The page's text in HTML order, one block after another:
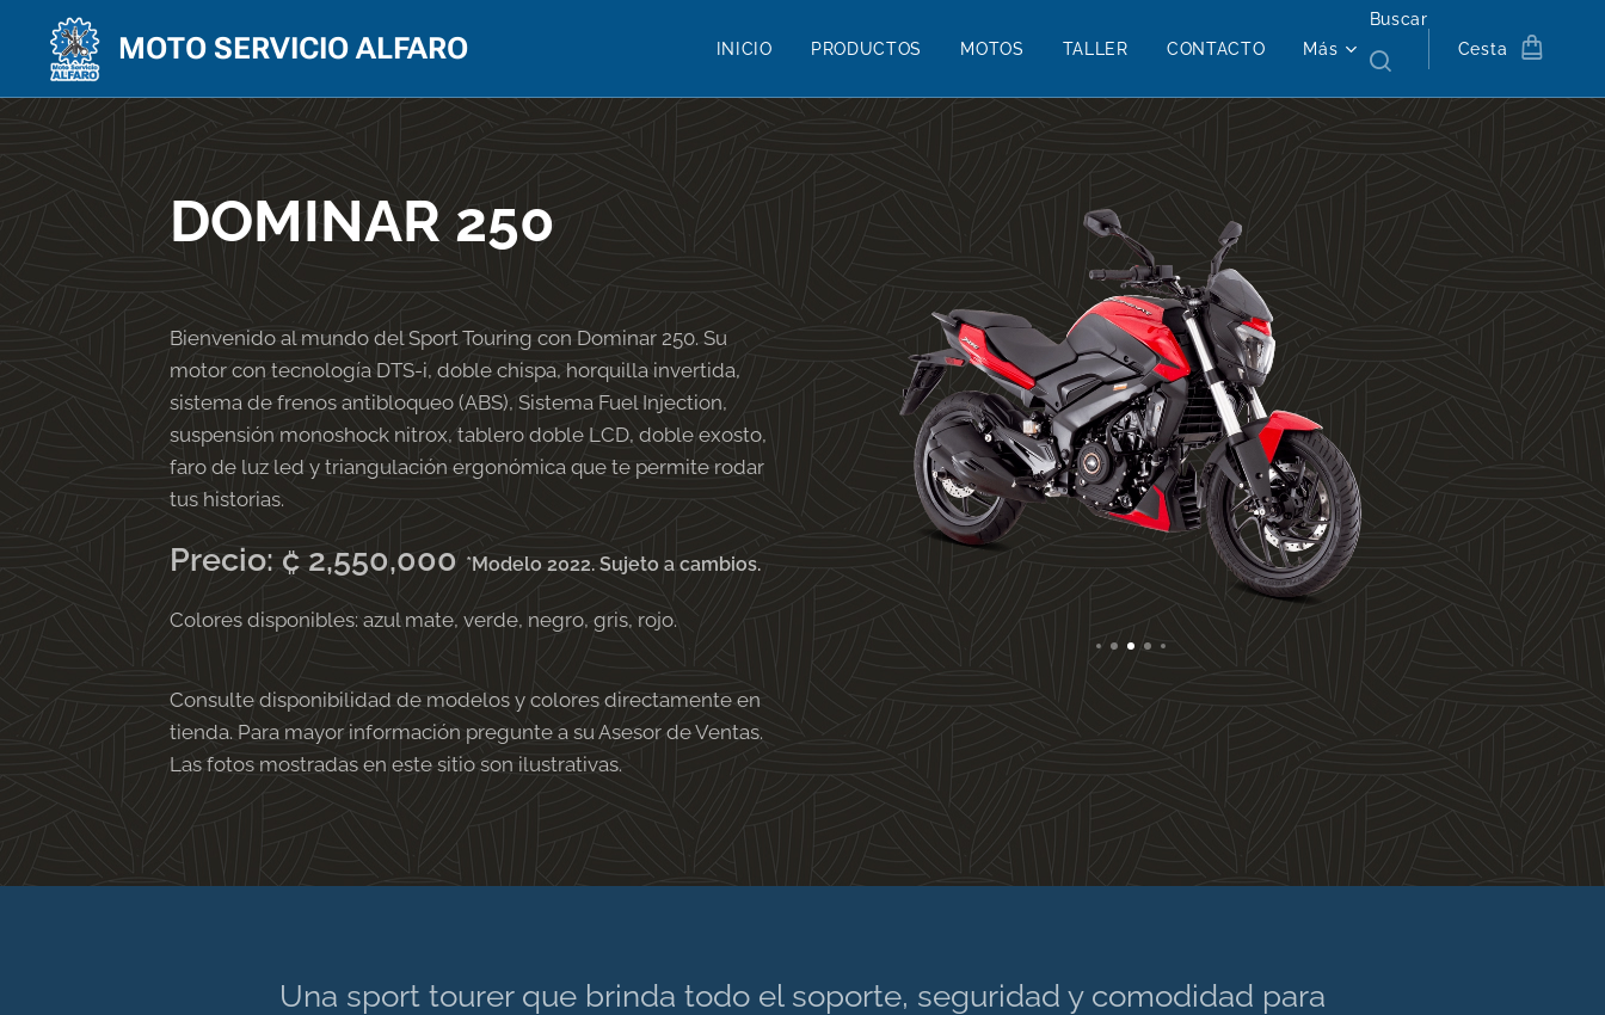
MOTO SERVICIO ALFARO INICIO PRODUCTOS MOTOS TALLER CONTACTO Más
Buscar
Cesta
DOMINAR 250
Bienvenido al mundo del Sport Touring con Dominar 250. Su
motor con tecnología DTS-i, doble chispa, horquilla invertida,
sistema de frenos antibloqueo (ABS), Sistema Fuel Injection,
suspensión monoshock nitrox, tablero doble LCD, doble exosto,
faro de luz led y triangulación ergonómica que te permite rodar
tus historias.
Precio: ₡ 2,550,000 *Modelo 2022. Sujeto a cambios.
Colores disponibles: azul mate, verde, negro, gris, rojo.
Consulte disponibilidad de modelos y colores directamente en
tienda. Para mayor información pregunte a su Asesor de Ventas.
Las fotos mostradas en este sitio son ilustrativas.
Una sport tourer que brinda todo el soporte, seguridad y comodidad para